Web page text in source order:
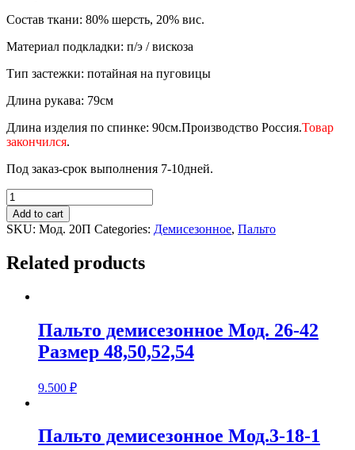
Состав ткани: 80% шерсть, 20% вис.
Материал подкладки: п/э / вискоза
Тип застежки: потайная на пуговицы
Длина рукава: 79см
Длина изделия по спинке: 90см.Производство Россия.Товар
закончился.
Под заказ-срок выполнения 7-10дней.
Пальто
демисезонное
Мод.20П
Размер
quantity
Add to cart
SKU: Мод. 20П Categories: Демисезонное, Пальто
Related products
Пальто демисезонное Мод. 26-42
Размер 48,50,52,54
9.500 ₽
Пальто демисезонное Мод.3-18-1